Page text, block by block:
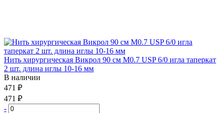
Нить хирургическая Викрол 90 см М0.7 USP 6/0 игла таперкат
2 шт. длина иглы 10-16 мм
В наличии
471 ₽
471 ₽
-